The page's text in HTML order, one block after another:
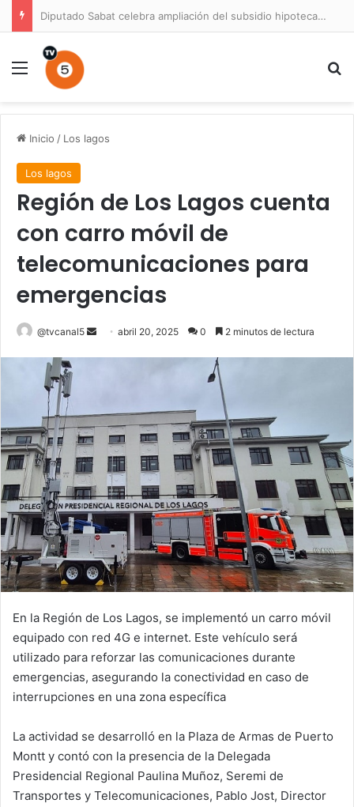
Diputado Sabat celebra ampliación del subsidio hipotecario con viviendas de hasta 6.000 UF
Menú
Inicio / Los lagos
Los lagos
Región de Los Lagos cuenta
con carro móvil de
telecomunicaciones para
emergencias
@tvcanal5
Sendabril 20, 2025 0 2 minutos de lectura
En la Región de Los Lagos, se implementó un carro móvil
equipado con red 4G e internet. Este vehículo será
utilizado para reforzar las comunicaciones durante
emergencias, asegurando la conectividad en caso de
interrupciones en una zona específica
La actividad se desarrolló en la Plaza de Armas de Puerto
Montt y contó con la presencia de la Delegada
Presidencial Regional Paulina Muñoz, Seremi de
Transportes y Telecomunicaciones, Pablo Jost, Director